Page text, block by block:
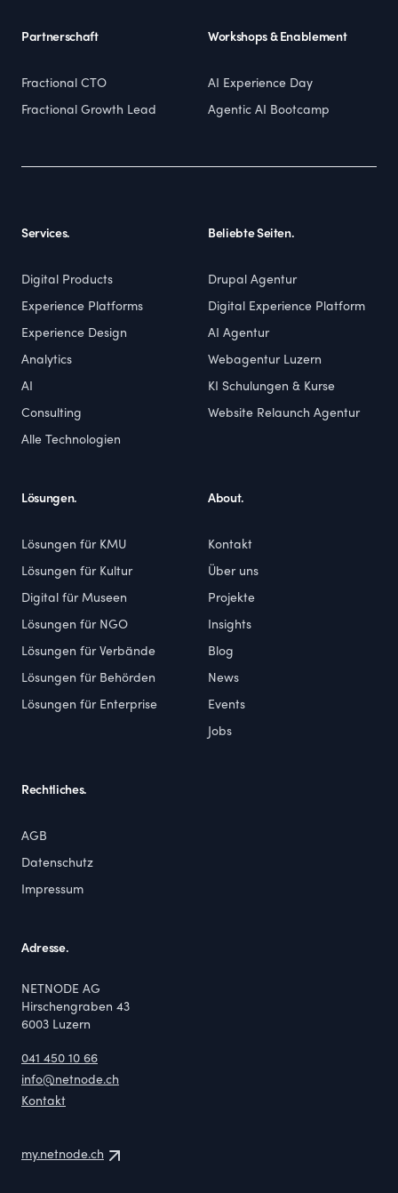
Partnerschaft
Fractional CTO
Fractional Growth Lead
Workshops & Enablement
AI Experience Day
Agentic AI Bootcamp
Services.
Digital Products
Experience Platforms
Experience Design
Analytics
AI
Consulting
Alle Technologien
Beliebte Seiten.
Drupal Agentur
Digital Experience Platform
AI Agentur
Webagentur Luzern
KI Schulungen & Kurse
Website Relaunch Agentur
Lösungen.
Lösungen für KMU
Lösungen für Kultur
Digital für Museen
Lösungen für NGO
Lösungen für Verbände
Lösungen für Behörden
Lösungen für Enterprise
About.
Kontakt
Über uns
Projekte
Insights
Blog
News
Events
Jobs
Rechtliches.
AGB
Datenschutz
Impressum
Adresse.
NETNODE AG
Hirschengraben 43
6003 Luzern
041 450 10 66
info@netnode.ch
Kontakt
my.netnode.ch